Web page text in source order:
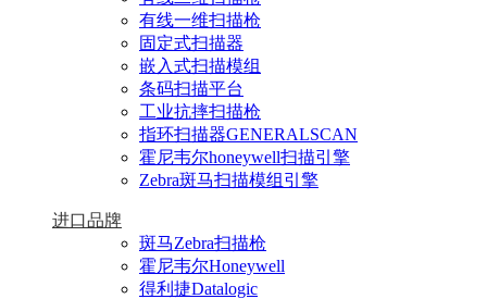
有线一维扫描枪
固定式扫描器
嵌入式扫描模组
条码扫描平台
工业抗摔扫描枪
指环扫描器GENERALSCAN
霍尼韦尔honeywell扫描引擎
Zebra斑马扫描模组引擎
进口品牌
斑马Zebra扫描枪
霍尼韦尔Honeywell
得利捷Datalogic